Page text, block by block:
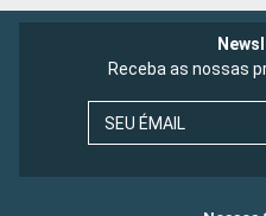
Receba as nossas
SEU ÉMAIL